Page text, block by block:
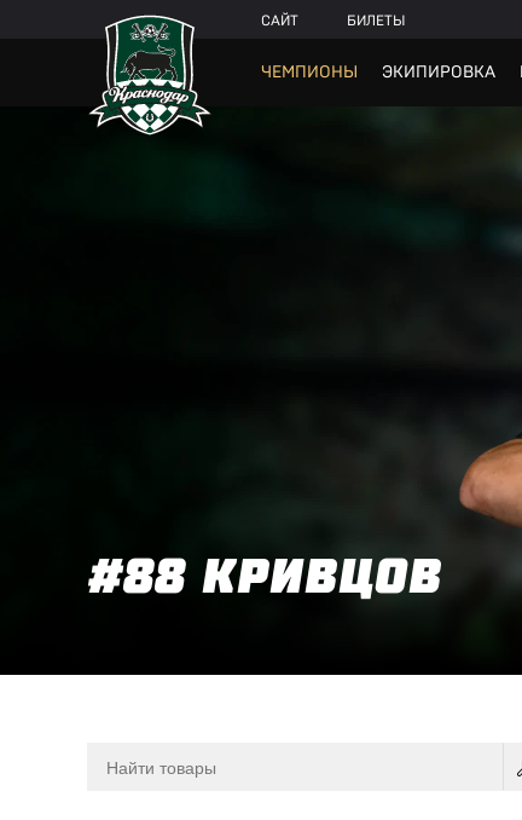
САЙТ БИЛЕТЫ
ЧЕМПИОНЫ ЭКИПИРОВКА
#88 КРИВЦОВ